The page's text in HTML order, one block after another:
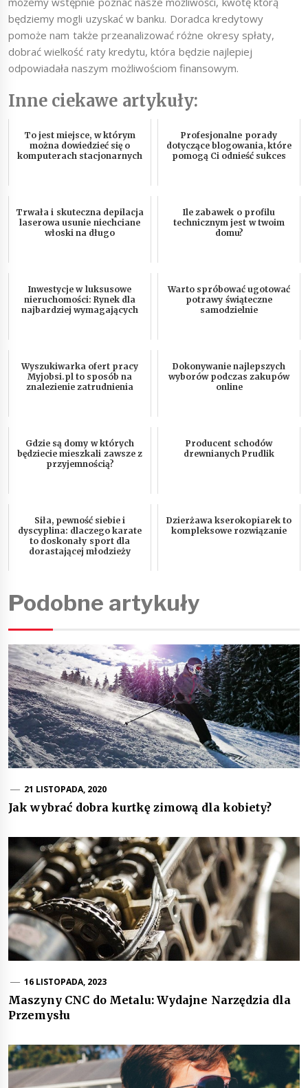
będziemy mogli uzyskać w banku. Doradca kredytowy
pomoże nam także przeanalizować różne okresy spłaty,
dobrać wielkość raty kredytu, która będzie najlepiej
odpowiadała naszym możliwościom finansowym.
Inne ciekawe artykuły:
To jest miejsce, w którym
można dowiedzieć się o
komputerach stacjonarnych
Profesjonalne porady
dotyczące blogowania, które
pomogą Ci odnieść sukces
Trwała i skuteczna depilacja
laserowa usunie niechciane
włoski na długo
Ile zabawek o profilu
technicznym jest w twoim
domu?
Inwestycje w luksusowe
nieruchomości: Rynek dla
najbardziej wymagających
Warto spróbować ugotować
potrawy świąteczne
samodzielnie
Wyszukiwarka ofert pracy
Myjobsi.pl to sposób na
znalezienie zatrudnienia
Dokonywanie najlepszych
wyborów podczas zakupów
online
Gdzie są domy w których
będziecie mieszkali zawsze z
przyjemnością?
Producent schodów
drewnianych Prudlik
Siła, pewność siebie i
dyscyplina: dlaczego karate
to doskonały sport dla
dorastającej młodzieży
Dzierżawa kserokopiarek to
kompleksowe rozwiązanie
Podobne artykuły
21 LISTOPADA, 2020
Jak wybrać dobra kurtkę zimową dla kobiety?
16 LISTOPADA, 2023
Maszyny CNC do Metalu: Wydajne Narzędzia dla
Przemysłu